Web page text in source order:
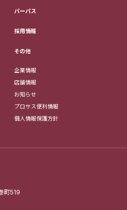
町519
パーパス
採用情報
その他
企業情報
店舗情報
お知らせ
プロサス便利情報
個人情報保護方針